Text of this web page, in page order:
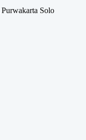
Purwakarta Solo